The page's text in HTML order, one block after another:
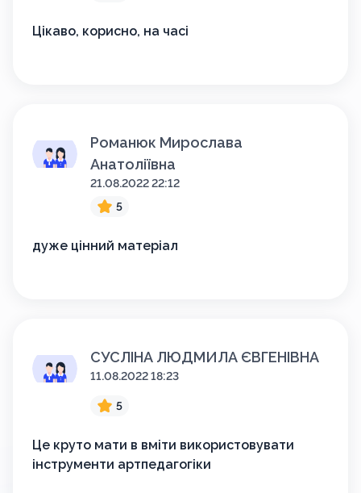
Цікаво, корисно, на часі
Романюк Мирослава
Анатоліївна
21.08.2022 22:12
5
дуже цінний матеріал
СУСЛІНА ЛЮДМИЛА ЄВГЕНІВНА
11.08.2022 18:23
5
Це круто мати в вміти використовувати
інструменти артпедагогіки